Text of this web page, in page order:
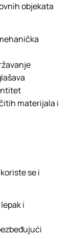
objekata
materijala i
se i
i